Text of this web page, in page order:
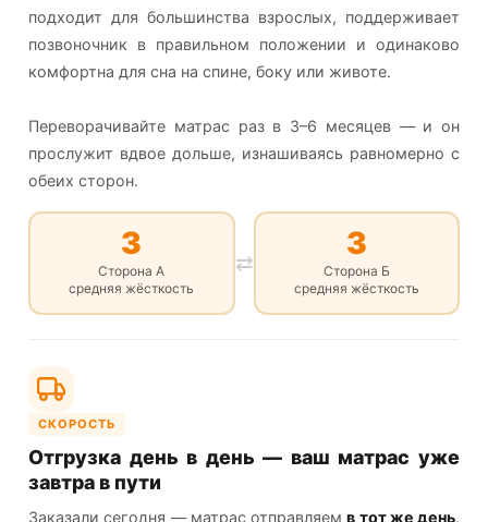
подходит для большинства взрослых, поддерживает
позвоночник в правильном положении и одинаково
комфортна для сна на спине, боку или животе.
Переворачивайте матрас раз в 3–6 месяцев — и он
прослужит вдвое дольше, изнашиваясь равномерно с
обеих сторон.
3
Сторона А
средняя жёсткость
⇄
3
Сторона Б
средняя жёсткость
СКОРОСТЬ
Отгрузка день в день — ваш матрас уже
завтра в пути
Заказали сегодня — матрас отправляемв тот же день.